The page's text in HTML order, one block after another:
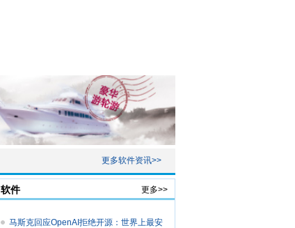
更多软件资讯>>
更多>>
软件
马斯克回应OpenAI拒绝开源：世界上最安